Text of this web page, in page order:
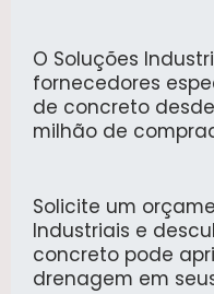
O Soluções
fornecedores
de concreto desde
milhão de
no mercado.
Solicite um
Industriais e
concreto pode
drenagem em